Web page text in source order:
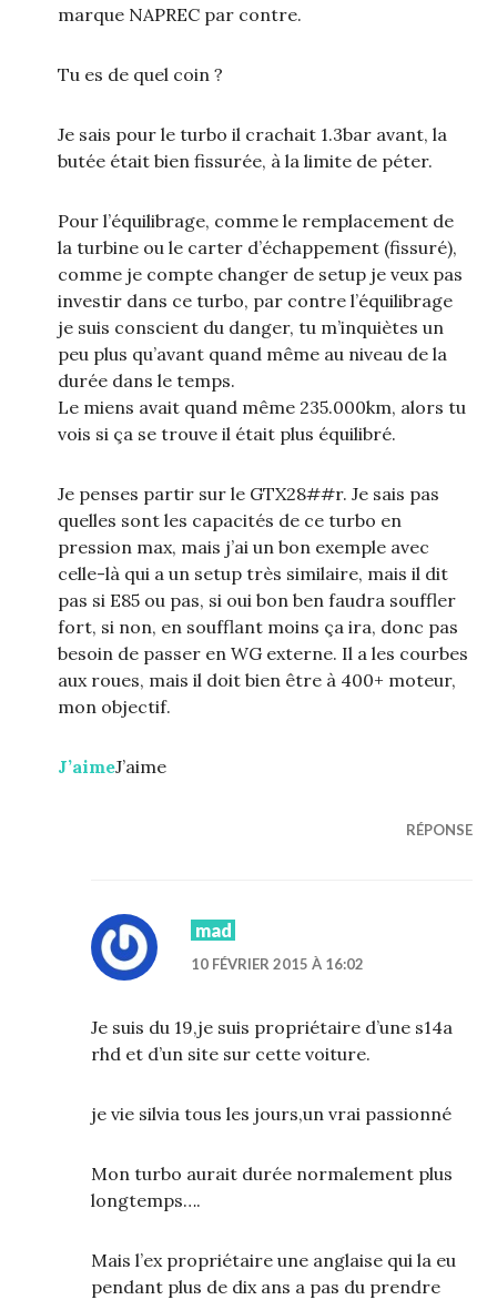
marque NAPREC par contre.
Tu es de quel coin ?
Je sais pour le turbo il crachait 1.3bar avant, la
butée était bien fissurée, à la limite de péter.
Pour l’équilibrage, comme le remplacement de
la turbine ou le carter d’échappement (fissuré),
comme je compte changer de setup je veux pas
investir dans ce turbo, par contre l’équilibrage
je suis conscient du danger, tu m’inquiètes un
peu plus qu’avant quand même au niveau de la
durée dans le temps.
Le miens avait quand même 235.000km, alors tu
vois si ça se trouve il était plus équilibré.
Je penses partir sur le GTX28##r. Je sais pas
quelles sont les capacités de ce turbo en
pression max, mais j’ai un bon exemple avec
celle-là qui a un setup très similaire, mais il dit
pas si E85 ou pas, si oui bon ben faudra souffler
fort, si non, en soufflant moins ça ira, donc pas
besoin de passer en WG externe. Il a les courbes
aux roues, mais il doit bien être à 400+ moteur,
mon objectif.
J’aimeJ’aime
RÉPONSE
mad
10 FÉVRIER 2015 À 16:02
Je suis du 19,je suis propriétaire d’une s14a
rhd et d’un site sur cette voiture.
je vie silvia tous les jours,un vrai passionné
Mon turbo aurait durée normalement plus
longtemps….
Mais l’ex propriétaire une anglaise qui la eu
pendant plus de dix ans a pas du prendre